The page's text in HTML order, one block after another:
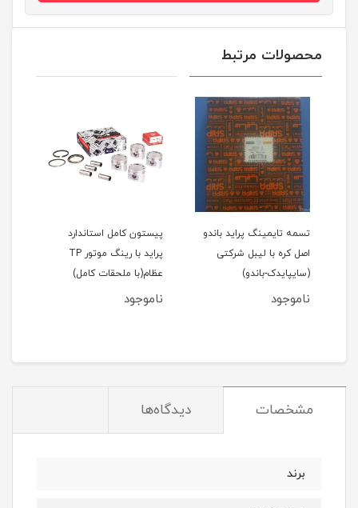
محصولات مرتبط
تسمه تایمینگ پراید باندو
اصل کره با لیبل شرکتی
(سایپایدک-باندو)
ناموجود
پیستون کامل استاندارد
پراید با رینگ موتور TP
عظام(با ملحقات کامل)
ناموجود
مشخصات دیدگاه‌ها
برند